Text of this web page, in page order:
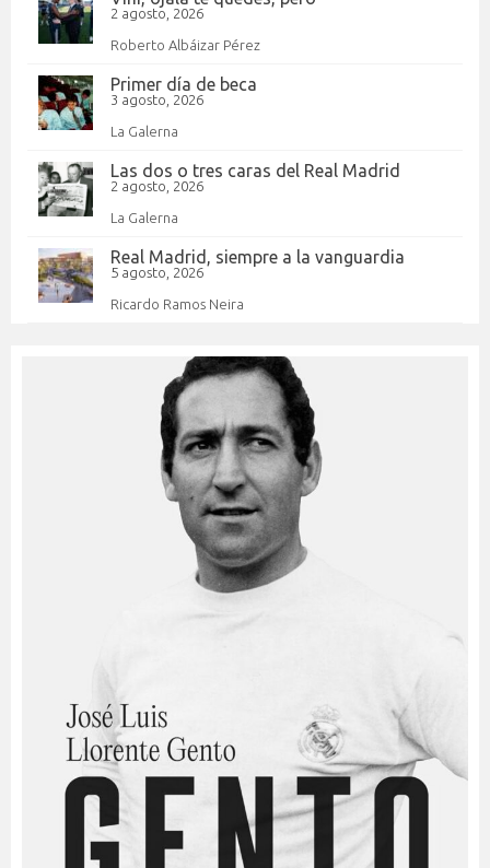
2 agosto, 2026
Roberto Albáizar Pérez
Primer día de beca
3 agosto, 2026
La Galerna
Las dos o tres caras del Real Madrid
2 agosto, 2026
La Galerna
Real Madrid, siempre a la vanguardia
5 agosto, 2026
Ricardo Ramos Neira